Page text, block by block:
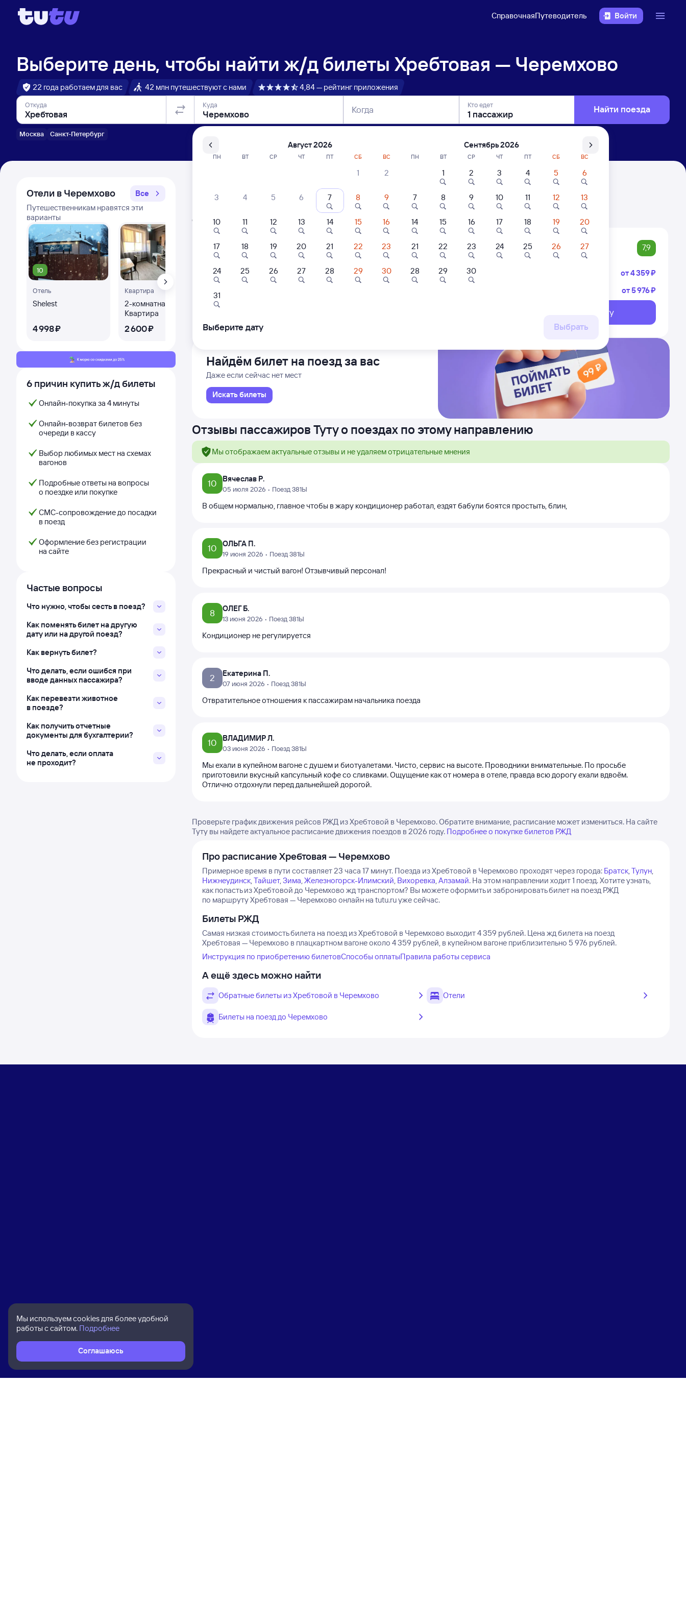
СправочнаяПутеводитель Войти
Выберите день, чтобы найти ж/д билеты Хребтовая — Черемхово
22 года работаем для вас 42 млн путешествуют с нами 4,84 — рейтинг приложения
Откуда
Москва Санкт-Петербург
Куда Когда Кто едет Найти поезда
Отели в Черемхово
Все
Путешественникам нравятся эти
варианты
10
Отель
Shelest
4 ⁠998 ⁠₽
Квартира
2-комнатная
Квартира
2 ⁠600 ⁠₽
Показать
6 причин купить ж/д билеты
Онлайн-покупка за 4 минуты
Онлайн-возврат билетов без
очереди в кассу
Выбор любимых мест на схемах
вагонов
Подробные ответы на вопросы
о поездке или покупке
СМС-сопровождение до посадки
в поезд
Оформление без регистрации
на сайте
Частые вопросы
Что нужно, чтобы сесть в поезд?
Как поменять билет на другую
дату или на другой поезд?
Как вернуть билет?
Что делать, если ошибся при
вводе данных пассажира?
Как перевезти животное
в поезде?
Как получить отчетные
документы для бухгалтерии?
Что делать, если оплата
не проходит?
Расписание поездов Хребтовая — Черемхово
Расписание поездов Черемхово — Хребтовая
Открыта продажа билетов на 3 ноября. Отправление и прибытие по местному времени. Цены за 1 пассажира
381Ы Проходящий 7,9
Хребтовая
из Северобайкальска
04:22 03:39 от4 ⁠359 ⁠₽
от5 ⁠976 ⁠₽
Выберите дату
Найдём билет на поезд за вас
Даже если сейчас нет мест
Искать билеты
Отзывы пассажиров Туту о поездах по этому направлению
Мы отображаем актуальные отзывы и не удаляем отрицательные мнения
10 Вячеслав Р.
05 июля 2026 • Поезд 381Ы
В общем нормально, главное чтобы в жару кондиционер работал, ездят бабули боятся простыть, блин,
10 ОЛЬГА П.
19 июня 2026 • Поезд 381Ы
Прекрасный и чистый вагон! Отзывчивый персонал!
8 ОЛЕГ Б.
13 июня 2026 • Поезд 381Ы
Кондиционер не регулируется
2 Екатерина П.
07 июня 2026 • Поезд 381Ы
Отвратительное отношения к пассажирам начальника поезда
10 ВЛАДИМИР Л.
03 июня 2026 • Поезд 381Ы
Мы ехали в купейном вагоне с душем и биотуалетами. Чисто, сервис на высоте. Проводники внимательные. По просьбе
приготовили вкусный капсульный кофе со сливками. Ощущение как от номера в отеле, правда всю дорогу ехали вдвоём.
Отлично отдохнули перед дальнейшей дорогой.
Проверьте график движения рейсов РЖД из Хребтовой в Черемхово. Обратите внимание, расписание может измениться. На сайте
Туту вы найдете актуальное расписание движения поездов в 2026 году. Подробнее о покупке билетов РЖД
Про расписание Хребтовая — Черемхово
Примерное время в пути составляет 23 часа 17 минут. Поезда из Хребтовой в Черемхово проходят через города: Братск,Тулун,
Нижнеудинск,Тайшет,Зима,Железногорск-Илимский, Вихоревка,Алзамай. На этом направлении ходит 1 поезд.Хотите узнать,
как попасть из Хребтовой до Черемхово жд транспортом? Вы можете оформить и забронировать билет на поезд РЖД
по маршруту Хребтовая — Черемхово онлайн на tutu.ru уже сейчас.
Билеты РЖД
Самая низкая стоимость билета на поезд из Хребтовой в Черемхово выходит 4 359 рублей. Цена жд билета на поезд
Хребтовая — Черемхово в плацкартном вагоне около 4 359 рублей, в купейном вагоне приблизительно 5 976 рублей.
Инструкция по приобретению билетовСпособы оплатыПравила работы сервиса
А ещё здесь можно найти
Обратные билеты из Хребтовой в Черемхово Отели
Билеты на поезд до Черемхово
Мы используем cookies для более удобной
работы с сайтом. Подробнее
Соглашаюсь
Август 2026
ПН ВТ СР ЧТ ПТ СБ ВС
1 2
3 4 5 6 7 8 9
10 11 12 13 14 15 16
17 18 19 20 21 22 23
24 25 26 27 28 29 30
31
Сентябрь 2026
ПН ВТ СР ЧТ ПТ СБ ВС
1 2 3 4 5 6
7 8 9 10 11 12 13
14 15 16 17 18 19 20
21 22 23 24 25 26 27
28 29 30
Выберите дату Выбрать